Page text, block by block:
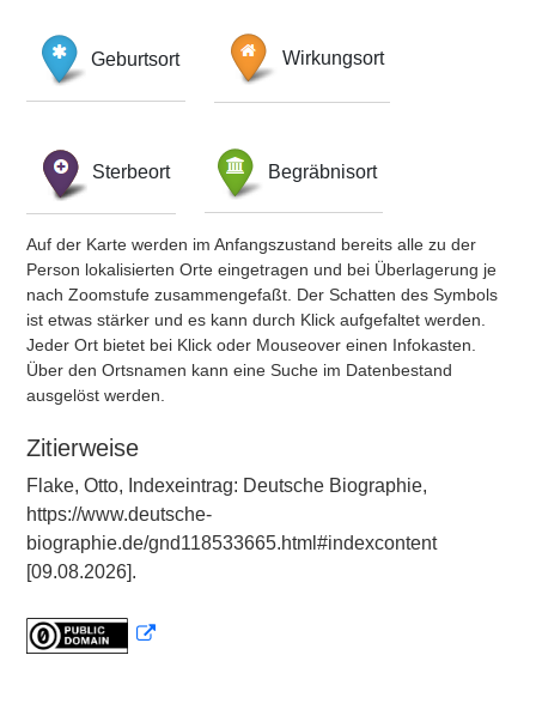
Geburtsort Wirkungsort
Sterbeort Begräbnisort
Auf der Karte werden im Anfangszustand bereits alle zu der
Person lokalisierten Orte eingetragen und bei Überlagerung je
nach Zoomstufe zusammengefaßt. Der Schatten des Symbols
ist etwas stärker und es kann durch Klick aufgefaltet werden.
Jeder Ort bietet bei Klick oder Mouseover einen Infokasten.
Über den Ortsnamen kann eine Suche im Datenbestand
ausgelöst werden.
Zitierweise
Flake, Otto, Indexeintrag: Deutsche Biographie,
https://www.deutsche-
biographie.de/gnd118533665.html#indexcontent
[09.08.2026].